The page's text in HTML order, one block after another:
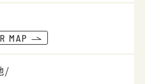
MAP
/